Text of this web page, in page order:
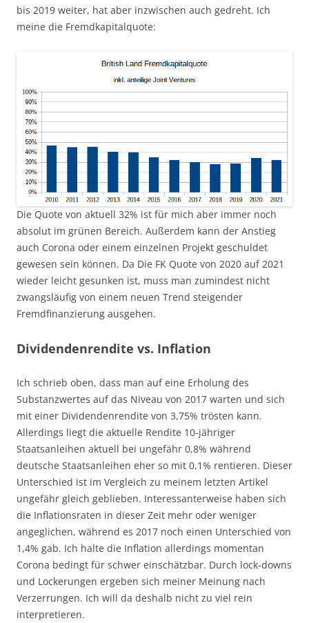
bis 2019 weiter, hat aber inzwischen auch gedreht. Ich
meine die Fremdkapitalquote:
Die Quote von aktuell 32% ist für mich aber immer noch
absolut im grünen Bereich. Außerdem kann der Anstieg
auch Corona oder einem einzelnen Projekt geschuldet
gewesen sein können. Da Die FK Quote von 2020 auf 2021
wieder leicht gesunken ist, muss man zumindest nicht
zwangsläufig von einem neuen Trend steigender
Fremdfinanzierung ausgehen.
Dividendenrendite vs. Inflation
Ich schrieb oben, dass man auf eine Erholung des
Substanzwertes auf das Niveau von 2017 warten und sich
mit einer Dividendenrendite von 3,75% trösten kann.
Allerdings liegt die aktuelle Rendite 10-jähriger
Staatsanleihen aktuell bei ungefähr 0,8% während
deutsche Staatsanleihen eher so mit 0,1% rentieren. Dieser
Unterschied ist im Vergleich zu meinem letzten Artikel
ungefähr gleich geblieben. Interessanterweise haben sich
die Inflationsraten in dieser Zeit mehr oder weniger
angeglichen, während es 2017 noch einen Unterschied von
1,4% gab. Ich halte die Inflation allerdings momentan
Corona bedingt für schwer einschätzbar. Durch lock-downs
und Lockerungen ergeben sich meiner Meinung nach
Verzerrungen. Ich will da deshalb nicht zu viel rein
interpretieren.